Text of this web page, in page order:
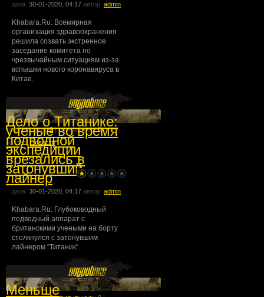
дата: 30-01-2020, 04:17 автор: admin
Khabara.Ru: Всемирная
организация здравоохранения
решила созвать экстренное
заседание комитета по
чрезвычайным ситуациям из-за
вспышки нового коронавируса в
Китае.
комментарии:0| просмотров:0|
раздел: Новости
Дело о Титанике:
ученые во время
подводной
экспедиции
врезались в
затонувший
лайнер
дата: 30-01-2020, 04:17 автор: admin
Khabara.Ru: Глубоководный
подводный аппарат с
британскими учеными на борту
столкнулся с затонувшим
лайнером "Титаник".
Меньше